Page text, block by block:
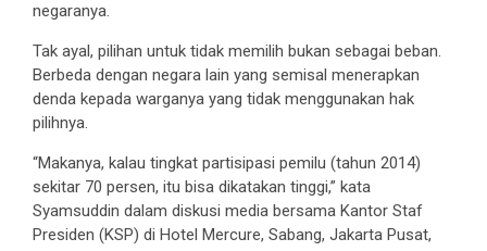
negaranya.
Tak ayal, pilihan untuk tidak memilih bukan sebagai beban.
Berbeda dengan negara lain yang semisal menerapkan
denda kepada warganya yang tidak menggunakan hak
pilihnya.
“Makanya, kalau tingkat partisipasi pemilu (tahun 2014)
sekitar 70 persen, itu bisa dikatakan tinggi,” kata
Syamsuddin dalam diskusi media bersama Kantor Staf
Presiden (KSP) di Hotel Mercure, Sabang, Jakarta Pusat,